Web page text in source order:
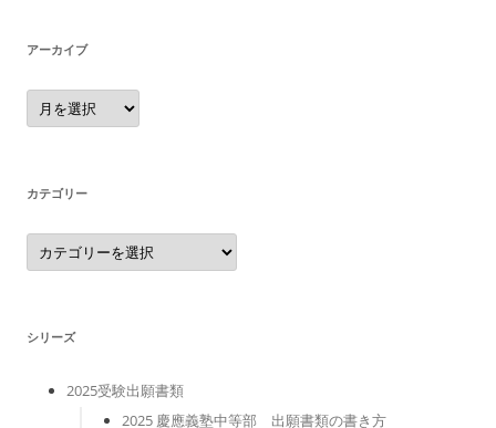
アーカイブ
ア
ー
カ
カテゴリー
カ
テ
ゴ
シリーズ
2025受験出願書類
2025 慶應義塾中等部 出願書類の書き方